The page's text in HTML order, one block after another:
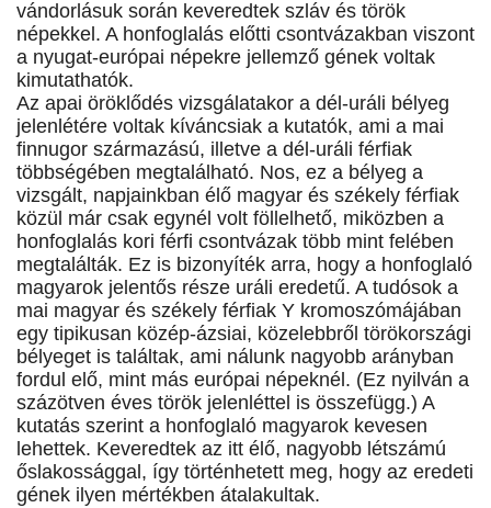
vándorlásuk során keveredtek szláv és török
népekkel. A honfoglalás előtti csontvázakban viszont
a nyugat-európai népekre jellemző gének voltak
kimutathatók.
Az apai öröklődés vizsgálatakor a dél-uráli bélyeg
jelenlétére voltak kíváncsiak a kutatók, ami a mai
finnugor származású, illetve a dél-uráli férfiak
többségében megtalálható. Nos, ez a bélyeg a
vizsgált, napjainkban élő magyar és székely férfiak
közül már csak egynél volt föllelhető, miközben a
honfoglalás kori férfi csontvázak több mint felében
megtalálták. Ez is bizonyíték arra, hogy a honfoglaló
magyarok jelentős része uráli eredetű. A tudósok a
mai magyar és székely férfiak Y kromoszómájában
egy tipikusan közép-ázsiai, közelebbről törökországi
bélyeget is találtak, ami nálunk nagyobb arányban
fordul elő, mint más európai népeknél. (Ez nyilván a
százötven éves török jelenléttel is összefügg.) A
kutatás szerint a honfoglaló magyarok kevesen
lehettek. Keveredtek az itt élő, nagyobb létszámú
őslakossággal, így történhetett meg, hogy az eredeti
gének ilyen mértékben átalakultak.